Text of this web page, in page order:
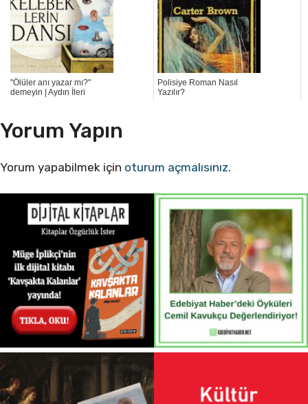
"Ölüler anı yazar mı?"
demeyin | Aydın İleri
Polisiye Roman Nasıl
Yazılır?
Yorum Yapın
Yorum yapabilmek için oturum açmalısınız.